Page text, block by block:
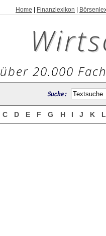
Home Finanzlexikon
über 20.000
Suche :
C D E F G H I J K